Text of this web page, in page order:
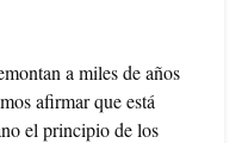
a miles de años
afirmar que está
el principio de los